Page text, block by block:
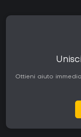
Ottieni aiuto